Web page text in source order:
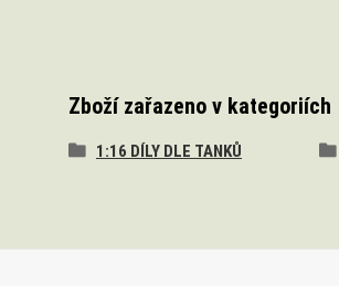
Zboží zařazeno v kategoriích
1:16 DÍLY DLE TANKŮ